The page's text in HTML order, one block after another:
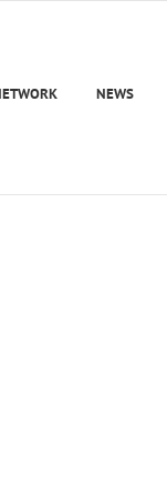
NEWS